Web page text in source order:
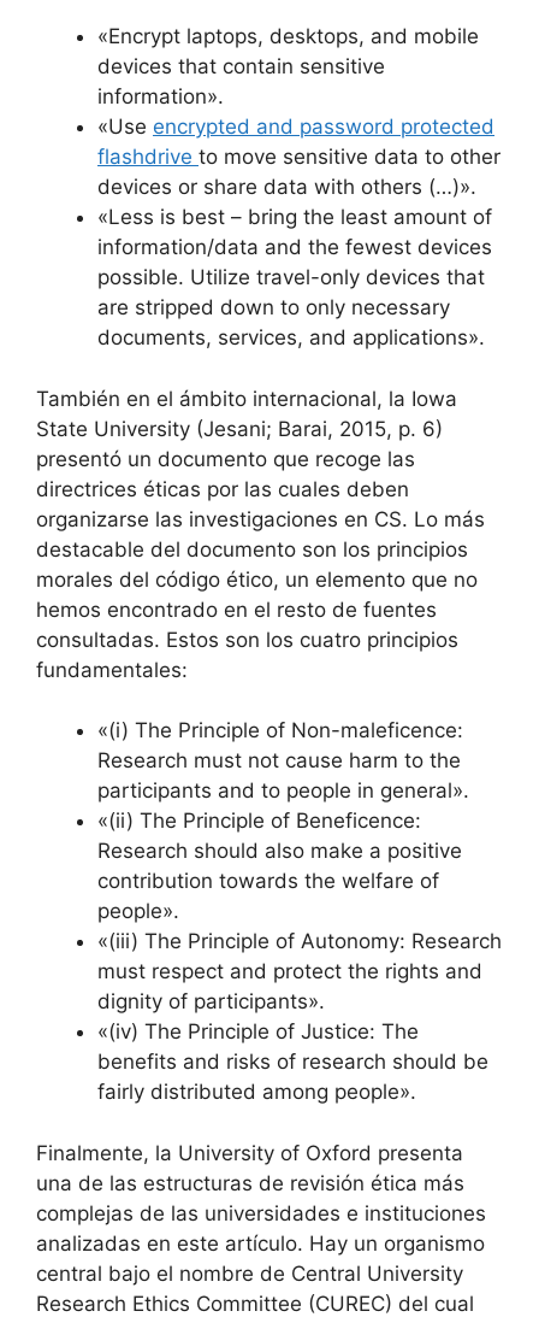
«Encrypt laptops, desktops, and mobile
devices that contain sensitive
information».
«Use encrypted and password protected
flashdrive to move sensitive data to other
devices or share data with others (…)».
«Less is best – bring the least amount of
information/data and the fewest devices
possible. Utilize travel-only devices that
are stripped down to only necessary
documents, services, and applications».
También en el ámbito internacional, la Iowa
State University (Jesani; Barai, 2015, p. 6)
presentó un documento que recoge las
directrices éticas por las cuales deben
organizarse las investigaciones en CS. Lo más
destacable del documento son los principios
morales del código ético, un elemento que no
hemos encontrado en el resto de fuentes
consultadas. Estos son los cuatro principios
fundamentales:
«(i) The Principle of Non-maleficence:
Research must not cause harm to the
participants and to people in general».
«(ii) The Principle of Beneficence:
Research should also make a positive
contribution towards the welfare of
people».
«(iii) The Principle of Autonomy: Research
must respect and protect the rights and
dignity of participants».
«(iv) The Principle of Justice: The
benefits and risks of research should be
fairly distributed among people».
Finalmente, la University of Oxford presenta
una de las estructuras de revisión ética más
complejas de las universidades e instituciones
analizadas en este artículo. Hay un organismo
central bajo el nombre de Central University
Research Ethics Committee (CUREC) del cual